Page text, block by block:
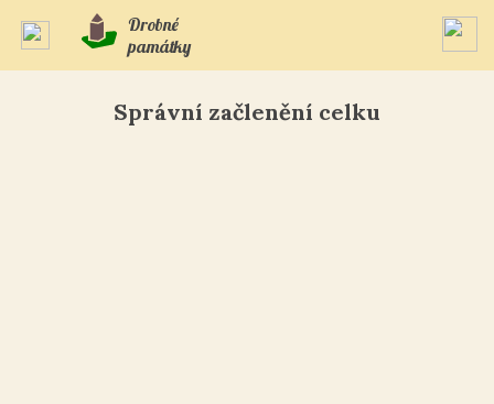
Drobné
památky
Správní začlenění celku